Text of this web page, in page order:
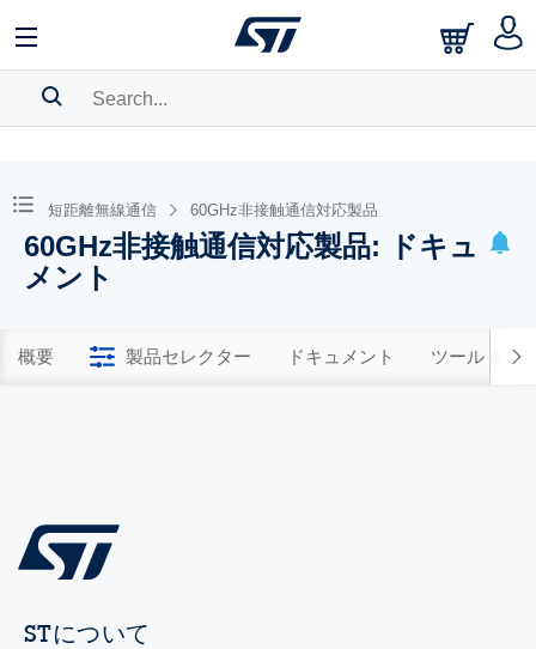
BOOKMARK
Pleaselog into show your saved searches.
短距離無線通信 60GHz非接触通信対応製品
60GHz非接触通信対応製品: ドキュ
メント
概要 製品セレクター ドキュメント ツール & ソ
STについて